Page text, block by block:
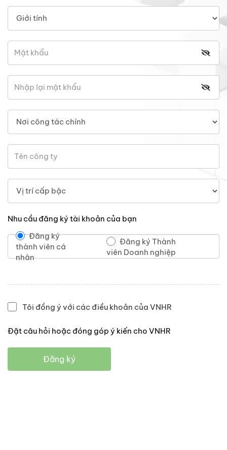
Nhu cầu đăng ký tài khoản của bạn
Đăng ký
thành viên cá
nhân
Đăng ký Thành
viên Doanh nghiệp
Tôi đồng ý với các điều khoản của VNHR
Đặt câu hỏi hoặc đóng góp ý kiến cho VNHR
Đăng ký